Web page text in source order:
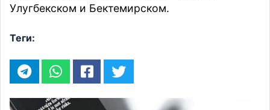
Улугбекском и Бектемирском.
Теги: